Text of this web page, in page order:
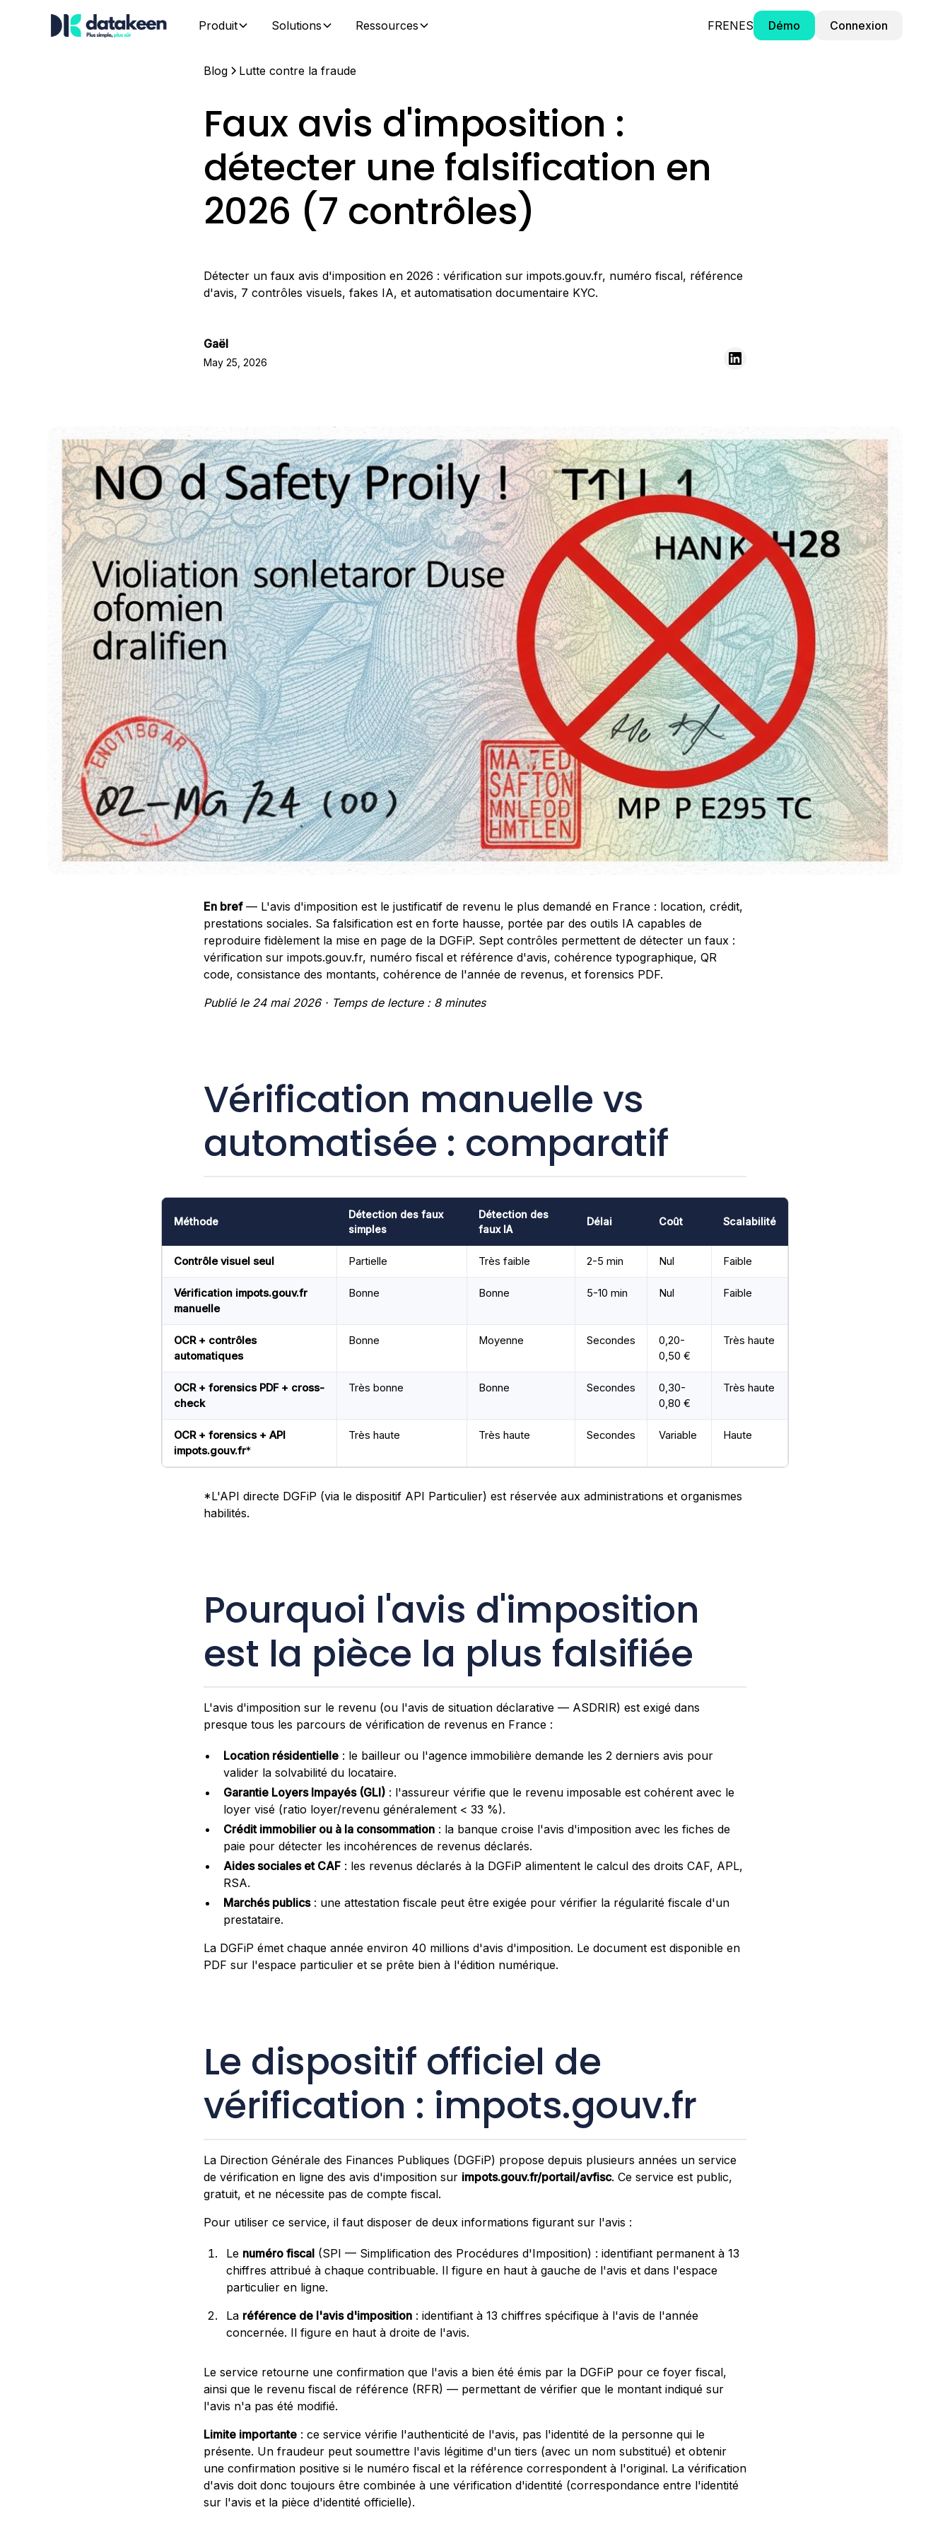
Produit Solutions Ressources FRENES Démo Connexion
Blog Lutte contre la fraude
Faux avis d'imposition :
détecter une falsification en
2026 (7 contrôles)
Détecter un faux avis d'imposition en 2026 : vérification sur impots.gouv.fr, numéro fiscal, référence
d'avis, 7 contrôles visuels, fakes IA, et automatisation documentaire KYC.
Gaël
May 25, 2026
En bref— L'avis d'imposition est le justificatif de revenu le plus demandé en France : location, crédit,
prestations sociales. Sa falsification est en forte hausse, portée par des outils IA capables de
reproduire fidèlement la mise en page de la DGFiP. Sept contrôles permettent de détecter un faux :
vérification sur impots.gouv.fr, numéro fiscal et référence d'avis, cohérence typographique, QR
code, consistance des montants, cohérence de l'année de revenus, et forensics PDF.
Publié le 24 mai 2026 · Temps de lecture : 8 minutes
Vérification manuelle vs
automatisée : comparatif
Méthode
Détection des faux
simples
Détection des
faux IA
Délai Coût Scalabilité
Contrôle visuel seul Partielle Très faible 2-5 min Nul Faible
Vérification impots.gouv.fr
manuelle
Bonne Bonne 5-10 min Nul Faible
OCR + contrôles
automatiques
Bonne Moyenne Secondes
0,20-
0,50 €
Très haute
OCR + forensics PDF + cross-
check
Très bonne Bonne Secondes
0,30-
0,80 €
Très haute
OCR + forensics + API
impots.gouv.fr*
Très haute Très haute Secondes Variable Haute
*L'API directe DGFiP (via le dispositif API Particulier) est réservée aux administrations et organismes
habilités.
Pourquoi l'avis d'imposition
est la pièce la plus falsifiée
L'avis d'imposition sur le revenu (ou l'avis de situation déclarative — ASDRIR) est exigé dans
presque tous les parcours de vérification de revenus en France :
Location résidentielle : le bailleur ou l'agence immobilière demande les 2 derniers avis pour
valider la solvabilité du locataire.
Garantie Loyers Impayés (GLI) : l'assureur vérifie que le revenu imposable est cohérent avec le
loyer visé (ratio loyer/revenu généralement < 33 %).
Crédit immobilier ou à la consommation : la banque croise l'avis d'imposition avec les fiches de
paie pour détecter les incohérences de revenus déclarés.
Aides sociales et CAF : les revenus déclarés à la DGFiP alimentent le calcul des droits CAF, APL,
RSA.
Marchés publics: une attestation fiscale peut être exigée pour vérifier la régularité fiscale d'un
prestataire.
La DGFiP émet chaque année environ 40 millions d'avis d'imposition. Le document est disponible en
PDF sur l'espace particulier et se prête bien à l'édition numérique.
Le dispositif officiel de
vérification : impots.gouv.fr
La Direction Générale des Finances Publiques (DGFiP) propose depuis plusieurs années un service
de vérification en ligne des avis d'imposition sur impots.gouv.fr/portail/avfisc. Ce service est public,
gratuit, et ne nécessite pas de compte fiscal.
Pour utiliser ce service, il faut disposer de deux informations figurant sur l'avis :
Le numéro fiscal (SPI — Simplification des Procédures d'Imposition) : identifiant permanent à 13
chiffres attribué à chaque contribuable. Il figure en haut à gauche de l'avis et dans l'espace
particulier en ligne.
La référence de l'avis d'imposition : identifiant à 13 chiffres spécifique à l'avis de l'année
concernée. Il figure en haut à droite de l'avis.
Le service retourne une confirmation que l'avis a bien été émis par la DGFiP pour ce foyer fiscal,
ainsi que le revenu fiscal de référence (RFR) — permettant de vérifier que le montant indiqué sur
l'avis n'a pas été modifié.
Limite importante : ce service vérifie l'authenticité de l'avis, pas l'identité de la personne qui le
présente. Un fraudeur peut soumettre l'avis légitime d'un tiers (avec un nom substitué) et obtenir
une confirmation positive si le numéro fiscal et la référence correspondent à l'original. La vérification
d'avis doit donc toujours être combinée à une vérification d'identité (correspondance entre l'identité
sur l'avis et la pièce d'identité officielle).